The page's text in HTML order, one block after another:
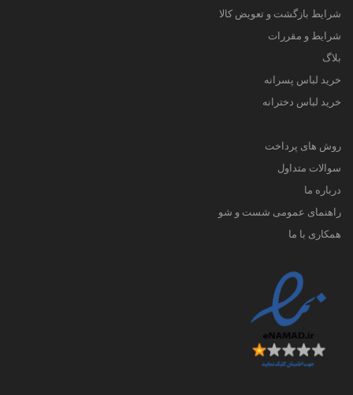
شرایط بازگشت و تعویض کالا
شرایط و مقررات
بلاگ
خرید لباس پسرانه
خرید لباس دخترانه
روش های پرداخت
سوالات متداول
درباره ما
راهنمای عمومی شست و شو
همکاری با ما